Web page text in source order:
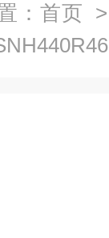
： 首页 >